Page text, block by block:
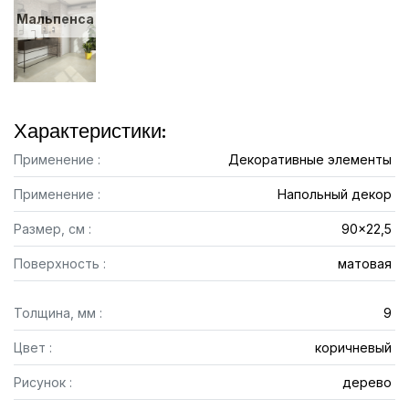
Мальпенса
Характеристики:
Применение : Декоративные элементы
Применение : Напольный декор
Размер, см : 90x22,5
Поверхность : матовая
Толщина, мм : 9
Цвет : коричневый
Рисунок : дерево